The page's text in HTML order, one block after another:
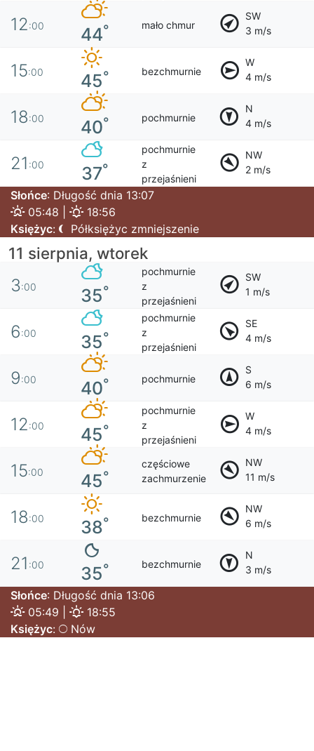
12:00 44° mało chmur
SW
3 m/s
15:00 45° bezchmurnie
W
4 m/s
18:00 40° pochmurnie
N
4 m/s
21 :00 37°
pochmurnie
z
przejaśnieni
NW
2 m/s
Słońce: Długość dnia 13:07
05:48 |
18:56
Księżyc: Półksiężyc zmniejszenie
11 sierpnia, wtorek
3:00 35°
pochmurnie
z
przejaśnieni
SW
1 m/s
6:00 35°
pochmurnie
z
przejaśnieni
SE
4 m/s
9:00 40° pochmurnie
S
6 m/s
12:00 45°
pochmurnie
z
przejaśnieni
W
4 m/s
15:00 45°
częściowe
zachmurzenie
NW
11 m/s
18:00 38° bezchmurnie
NW
6 m/s
21 :00 35° bezchmurnie
N
3 m/s
Słońce: Długość dnia 13:06
05:49 |
18:55
Księżyc: Nów